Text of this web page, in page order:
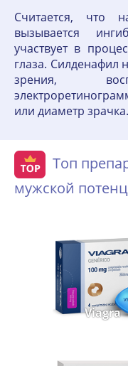
Считается, что
вызывается
участвует в
глаза. Силденафил
зрения,
или диаметр зрачка.
Топ
мужской
Viagra